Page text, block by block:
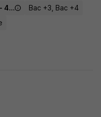
44 875 € / anBac +3, Bac +4